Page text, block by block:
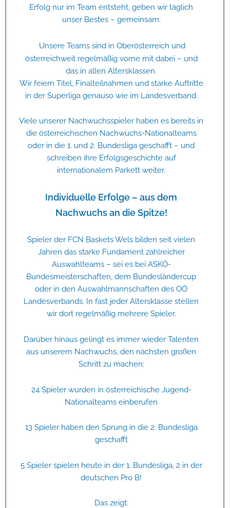
Erfolg nur im Team entsteht, geben wir täglich
unser Bestes – gemeinsam.
Unsere Teams sind in Oberösterreich und
österreichweit regelmäßig vorne mit dabei – und
das in allen Altersklassen.
Wir feiern Titel, Finalteilnahmen und starke Auftritte
in der Superliga genauso wie im Landesverband.
Viele unserer Nachwuchsspieler haben es bereits in
die österreichischen Nachwuchs-Nationalteams
oder in die 1. und 2. Bundesliga geschafft – und
schreiben ihre Erfolgsgeschichte auf
internationalem Parkett weiter.
Individuelle Erfolge – aus dem
Nachwuchs an die Spitze!
Spieler der FCN Baskets Wels bilden seit vielen
Jahren das starke Fundament zahlreicher
Auswahlteams – sei es bei ASKÖ-
Bundesmeisterschaften, dem Bundesländercup
oder in den Auswahlmannschaften des OÖ
Landesverbands. In fast jeder Altersklasse stellen
wir dort regelmäßig mehrere Spieler.
Darüber hinaus gelingt es immer wieder Talenten
aus unserem Nachwuchs, den nächsten großen
Schritt zu machen:
24 Spieler wurden in österreichische Jugend-
Nationalteams einberufen
13 Spieler haben den Sprung in die 2. Bundesliga
geschafft
5 Spieler spielen heute in der 1. Bundesliga, 2 in der
deutschen Pro B!
Das zeigt: